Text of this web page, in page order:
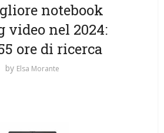
notebook
video nel 2024:
ore di ricerca
by Elsa Morante